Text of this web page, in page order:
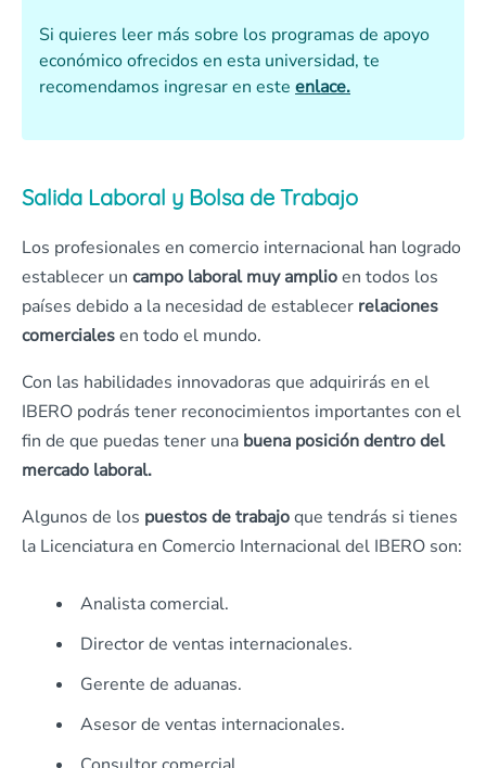
Si quieres leer más sobre los programas de apoyo
económico ofrecidos en esta universidad, te
recomendamos ingresar en este enlace.
Salida Laboral y Bolsa de Trabajo
Los profesionales en comercio internacional han logrado
establecer un campo laboral muy amplioen todos los
países debido a la necesidad de establecer relaciones
comercialesen todo el mundo.
Con las habilidades innovadoras que adquirirás en el
IBERO podrás tener reconocimientos importantes con el
fin de que puedas tener una buena posición dentro del
mercado laboral.
Algunos de los puestos de trabajoque tendrás si tienes
la Licenciatura en Comercio Internacional del IBERO son:
Analista comercial.
Director de ventas internacionales.
Gerente de aduanas.
Asesor de ventas internacionales.